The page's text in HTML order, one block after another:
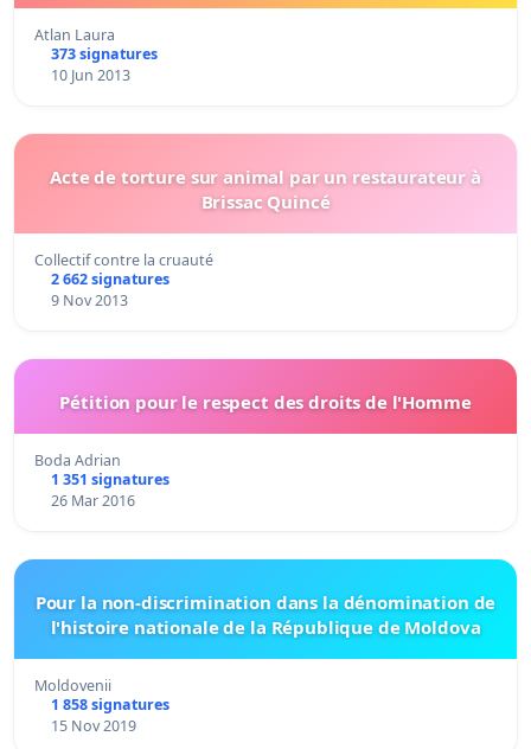
Atlan Laura
373 signatures
10 Jun 2013
Acte de torture sur animal par un restaurateur à
Brissac Quincé
Collectif contre la cruauté
2 662 signatures
9 Nov 2013
Pétition pour le respect des droits de l'Homme
Boda Adrian
1 351 signatures
26 Mar 2016
Pour la non-discrimination dans la dénomination de
l'histoire nationale de la République de Moldova
Moldovenii
1 858 signatures
15 Nov 2019